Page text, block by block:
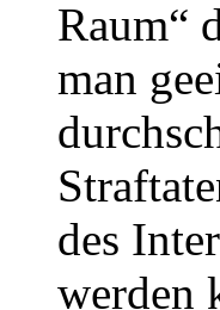
Raum“
man
des
werden